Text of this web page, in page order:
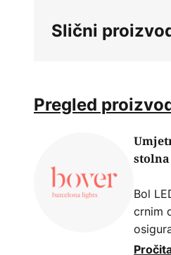
Slični
Pregled
Bol
crnim
spaja